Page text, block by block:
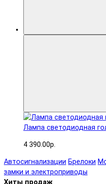
Лампа светодиодная
4 390.00р.
Автосигнализации Брелоки
замки и электроприводы